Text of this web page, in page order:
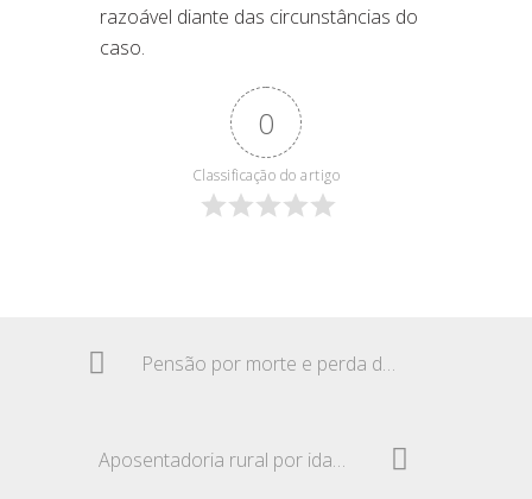
razoável diante das circunstâncias do
caso.
0
Classificação do artigo
Pensão por morte e perda da qualidade de segurado
Aposentadoria rural por idade no regime de economia familiar